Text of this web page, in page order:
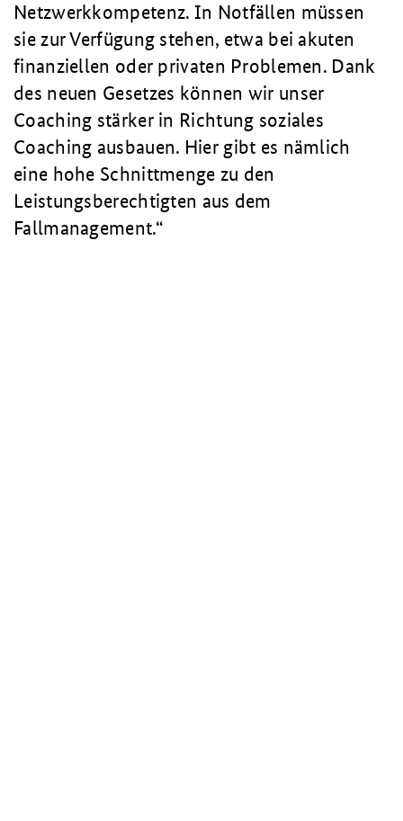
Netzwerkkompetenz. In Notfällen müssen
sie zur Verfügung stehen, etwa bei akuten
finanziellen oder privaten Problemen. Dank
des neuen Gesetzes können wir unser
Coaching stärker in Richtung soziales
Coaching ausbauen. Hier gibt es nämlich
eine hohe Schnittmenge zu den
Leistungsberechtigten aus dem
Fallmanagement.